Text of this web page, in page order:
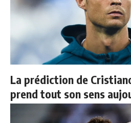
La prédiction de
prend tout son sens